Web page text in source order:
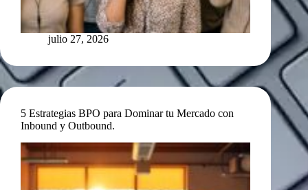
julio 27, 2026
5 Estrategias BPO para Dominar tu Mercado con
Inbound y Outbound.